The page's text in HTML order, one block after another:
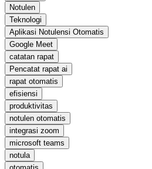
Notulen
Teknologi
Aplikasi Notulensi Otomatis
Google Meet
catatan rapat
Pencatat rapat ai
rapat otomatis
efisiensi
produktivitas
notulen otomatis
integrasi zoom
microsoft teams
notula